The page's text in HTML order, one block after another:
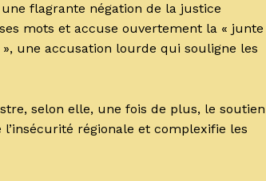
flagrante négation de la justice
mots et accuse ouvertement la « junte
une accusation lourde qui souligne les
selon elle, une fois de plus, le soutien
régionale et complexifie les